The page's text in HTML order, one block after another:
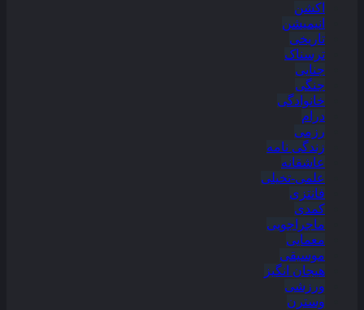
اکشن
انیمیشن
تاریخی
ترسناک
جنایی
جنگی
خانوادگی
درام
رزمی
زندگی نامه
عاشقانه
علمی-تخیلی
فانتزی
کمدی
ماجراجویی
معمایی
موسیقی
هیجان انگیز
ورزشی
وسترن